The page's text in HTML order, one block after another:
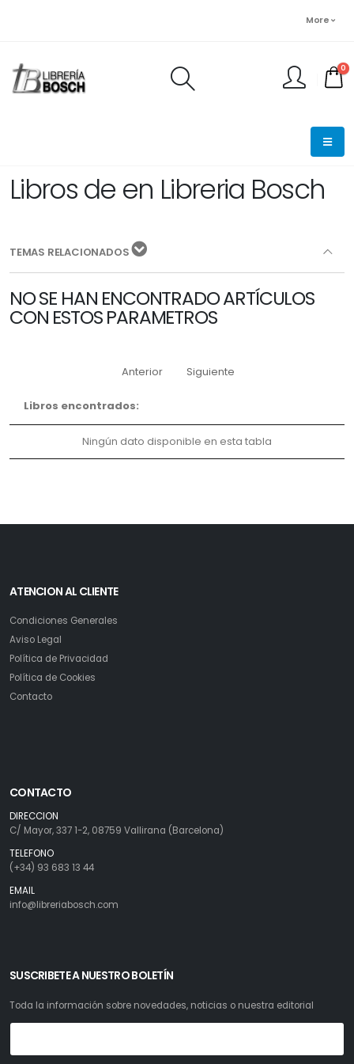
More
0
Libros de en Libreria Bosch
TEMAS RELACIONADOS
NO SE HAN ENCONTRADO ARTÍCULOS
CON ESTOS PARAMETROS
Anterior Siguiente
Libros encontrados:
Ningún dato disponible en esta tabla
ATENCION AL CLIENTE
Condiciones Generales
Aviso Legal
Política de Privacidad
Política de Cookies
Contacto
CONTACTO
DIRECCION
C/ Mayor, 337 1-2, 08759 Vallirana (Barcelona)
TELEFONO
(+34) 93 683 13 44
EMAIL
info@libreriabosch.com
SUSCRIBETE A NUESTRO BOLETÍN
Toda la información sobre novedades, noticias o nuestra editorial